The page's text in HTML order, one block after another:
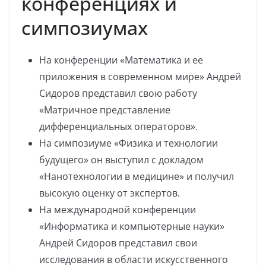
симпозиумах
На конференции «Математика и ее
приложения в современном мире» Андрей
Сидоров представил свою работу
«Матричное представление
дифференциальных операторов».
На симпозиуме «Физика и технологии
будущего» он выступил с докладом
«Нанотехнологии в медицине» и получил
высокую оценку от экспертов.
На международной конференции
«Информатика и компьютерные науки»
Андрей Сидоров представил свои
исследования в области искусственного